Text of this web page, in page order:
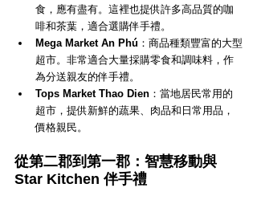
食，應有盡有。這裡也提供許多高品質的咖
啡和茶葉，適合選購伴手禮。
Mega Market An Phú ：商品種類豐富的大型
超市。非常適合大量採購零食和調味料，作
為分送親友的伴手禮。
Tops Market Thao Dien ：當地居民常用的
超市，提供新鮮的蔬果、肉品和日常用品，
價格親民。
從第二郡到第一郡：智慧移動與
Star Kitchen 伴手禮